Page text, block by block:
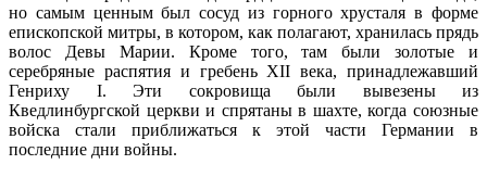
но самым ценным был сосуд из горного хрусталя в форме
епископской митры, в котором, как полагают, хранилась прядь
волос Девы Марии. Кроме того, там были золотые и
серебряные распятия и гребень XII века, принадлежавший
Генриху I. Эти сокровища были вывезены из
Кведлинбургской церкви и спрятаны в шахте, когда союзные
войска стали приближаться к этой части Германии в
последние дни войны.